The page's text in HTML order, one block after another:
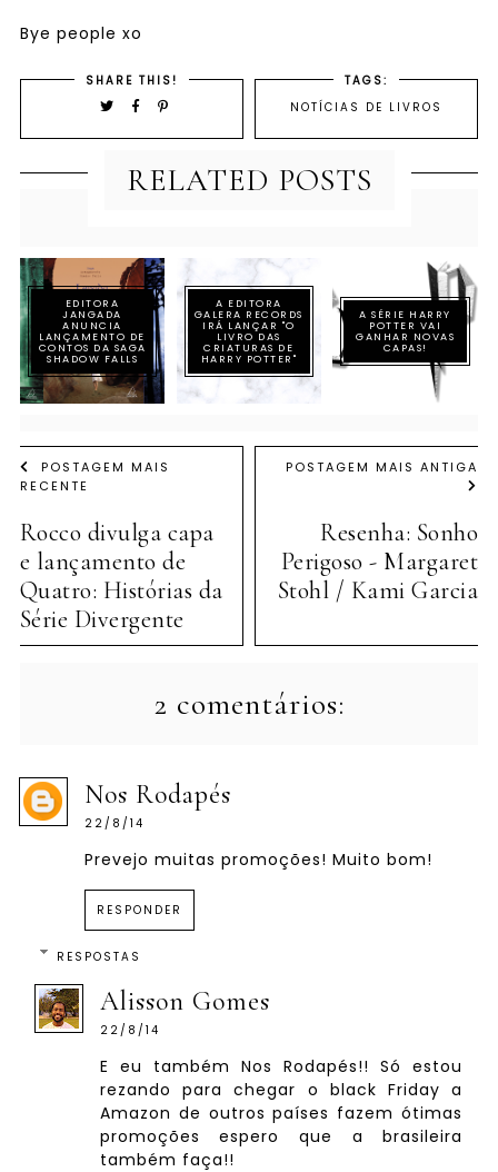
Bye people xo
SHARE THIS!
TAGS:
NOTÍCIAS DE LIVROS
RELATED POSTS
EDITORA
JANGADA
ANUNCIA
LANÇAMENTO DE
CONTOS DA SAGA
SHADOW FALLS
A EDITORA
GALERA RECORDS
IRÁ LANÇAR "O
LIVRO DAS
CRIATURAS DE
HARRY POTTER"
A SÉRIE HARRY
POTTER VAI
GANHAR NOVAS
CAPAS!
POSTAGEM MAIS
RECENTE
Rocco divulga capa
e lançamento de
Quatro: Histórias da
Série Divergente
POSTAGEM MAIS ANTIGA
Resenha: Sonho
Perigoso - Margaret
Stohl / Kami Garcia
2 comentários:
Nos Rodapés
22/8/14
Prevejo muitas promoções! Muito bom!
RESPONDER
RESPOSTAS
Alisson Gomes
22/8/14
E eu também Nos Rodapés!! Só estou
rezando para chegar o black Friday a
Amazon de outros países fazem ótimas
promoções espero que a brasileira
também faça!!